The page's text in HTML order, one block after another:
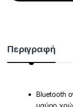
Περιγραφή
Bluetooth